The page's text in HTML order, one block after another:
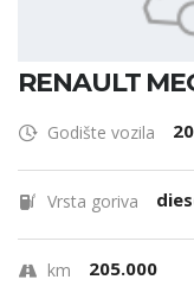
RENAULT
Godište vozila
Vrsta goriva
km 205.000